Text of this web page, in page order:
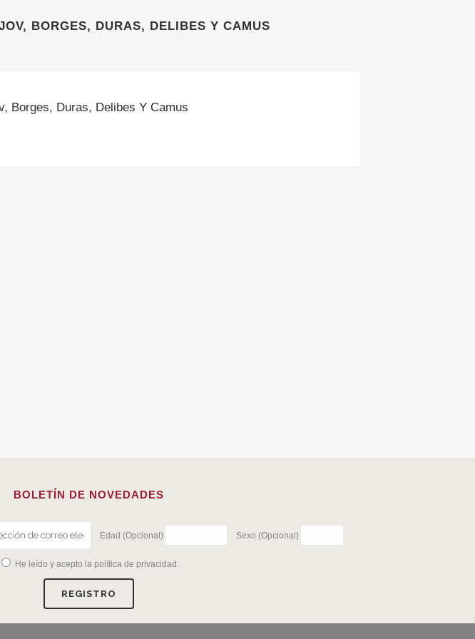
BORGES, DURAS, DELIBES Y CAMUS
Borges, Duras, Delibes Y Camus
BOLETÍN DE NOVEDADES
Edad (Opcional) Sexo (Opcional)
He leído y acepto la política de privacidad .